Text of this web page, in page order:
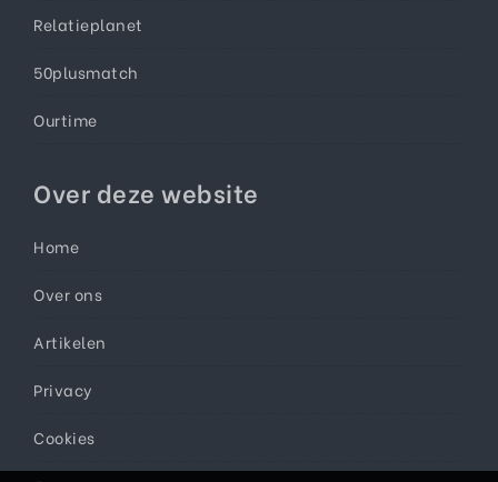
Relatieplanet
50plusmatch
Ourtime
Over deze website
Home
Over ons
Artikelen
Privacy
Cookies